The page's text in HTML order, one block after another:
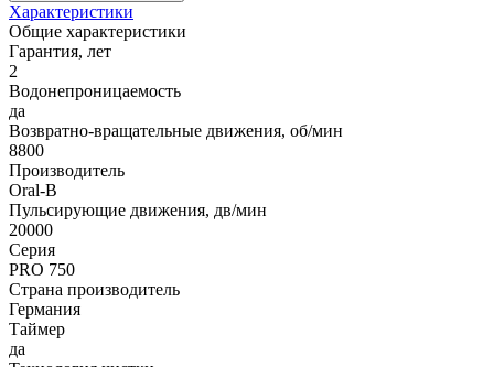
Характеристики
Общие характеристики
Гарантия, лет
2
Водонепроницаемость
да
Возвратно-вращательные движения, об/мин
8800
Производитель
Oral-B
Пульсирующие движения, дв/мин
20000
Серия
PRO 750
Страна производитель
Германия
Таймер
да